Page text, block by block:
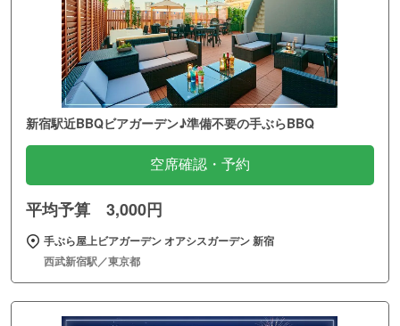
新宿駅近BBQビアガーデン♪準備不要の手ぶらBBQ
空席確認・予約
平均予算 3,000円
手ぶら屋上ビアガーデン オアシスガーデン 新宿
西武新宿駅／東京都